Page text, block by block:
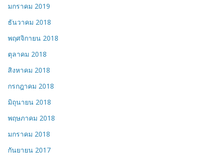
มกราคม 2019
ธันวาคม 2018
พฤศจิกายน 2018
ตุลาคม 2018
สิงหาคม 2018
กรกฎาคม 2018
มิถุนายน 2018
พฤษภาคม 2018
มกราคม 2018
กันยายน 2017